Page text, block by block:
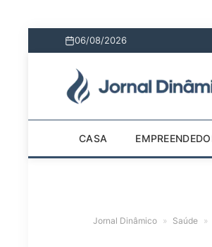
06/08/2026
CASA
Jornal Dinâmico » Saúde »